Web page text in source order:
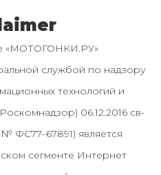
«МОТОГОНКИ.РУ»
службой по надзору
технологий и
06.12.2016 св-
ФС77–67891) является
сегменте Интернет